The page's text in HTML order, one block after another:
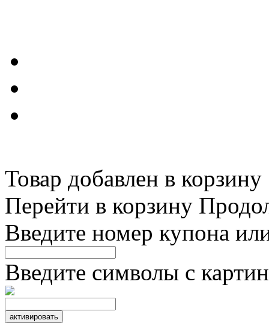
Товар добавлен в корзину
Перейти в корзину
Введите номер купона
Введите символы с